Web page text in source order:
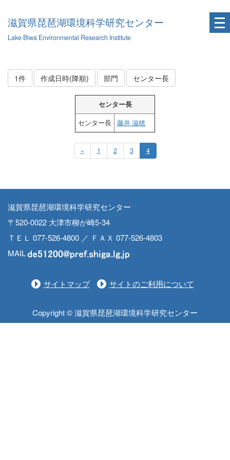
滋賀県琵琶湖環境科学研究センター
Lake Biwa Environmental Research Institute
1件 作成日時(降順) 部門 センター長
センター長
センター長
藤井 滋穂
« 1 2 3 4
滋賀県琵琶湖環境科学研究センター
〒520-0022 大津市柳が崎5-34
ＴＥＬ 077-526-4800 ／ ＦＡＸ 077-526-4803
MAIL
サイトマップ サイトのご利用について
Copyright © 滋賀県琵琶湖環境科学研究センター